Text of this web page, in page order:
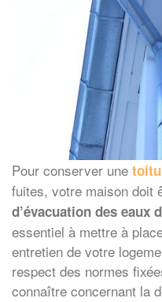
Pour conserver une
fuites, votre maison doit
d’évacuation des eaux
essentiel à mettre à
entretien de votre
respect des normes
connaître concernant la